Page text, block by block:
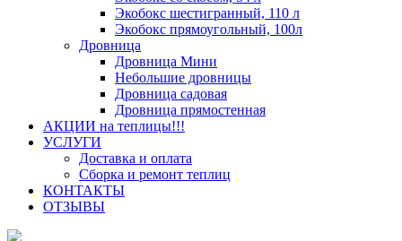
Экобокс шестигранный, 110 л
Экобокс прямоугольный, 100л
Дровница
Дровница Мини
Небольшие дровницы
Дровница садовая
Дровница прямостенная
АКЦИИ на теплицы!!!
УСЛУГИ
Доставка и оплата
Сборка и ремонт теплиц
КОНТАКТЫ
ОТЗЫВЫ